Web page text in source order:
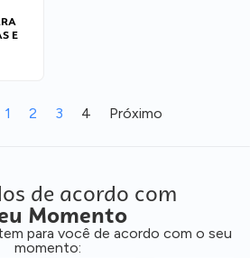
E
1 2 3 4 Próximo
de acordo com
Momento
para você de acordo com o seu
momento: